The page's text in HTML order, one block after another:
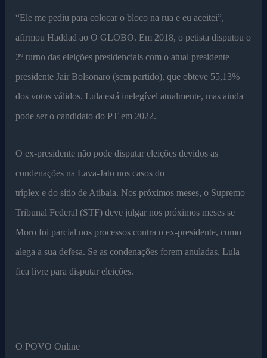
“Ele me pediu para colocar o bloco na rua e eu aceitei”,
afirmou Haddad ao O GLOBO. Em 2018, o petista disputou o
2º turno das eleições presidenciais com o atual presidente
presidente Jair Bolsonaro (sem partido), que obteve 55,13%
dos votos válidos. Lula está inelegível atualmente, mas ainda
pode ser o candidato do PT em 2022.
O ex-presidente não pode disputar eleições devidos as
condenações na Lava-Jato nos casos do
tríplex e do sítio de Atibaia. Nos próximos meses, o Supremo
Tribunal Federal (STF) deve julgar nos próximos meses se
Moro foi parcial nos processos contra o ex-presidente, como
alega a sua defesa. Se as condenações forem anuladas, Lula
fica livre para disputar eleições.
O POVO Online